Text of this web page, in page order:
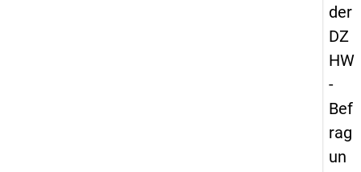
der
DZ
HW
-
Bef
rag
un